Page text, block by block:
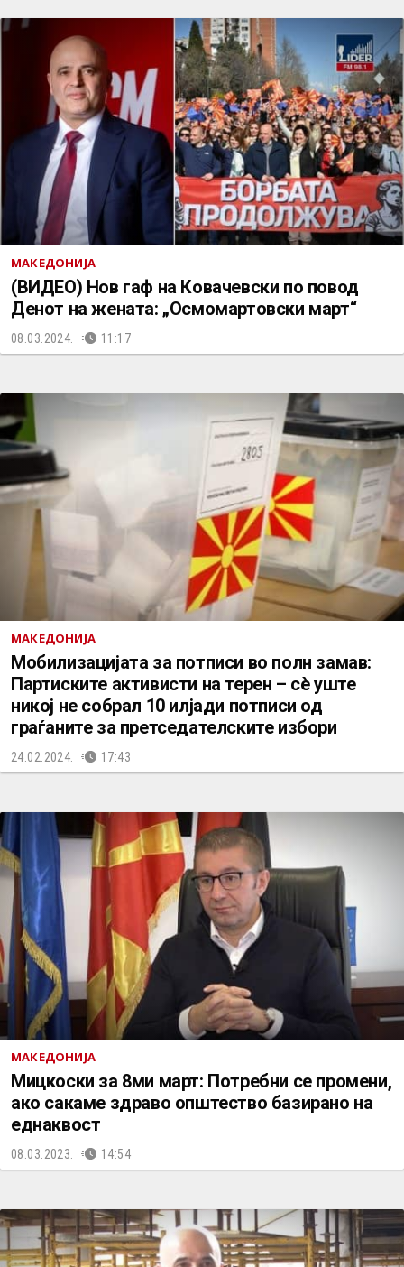
МАКЕДОНИЈА
(ВИДЕО) Нов гаф на Ковачевски по повод
Денот на жената: „Осмомартовски март“
08.03.2024. 11:17
МАКЕДОНИЈА
Мобилизацијата за потписи во полн замав:
Партиските активисти на терен – сè уште
никој не собрал 10 илјади потписи од
граѓаните за претседателските избори
24.02.2024. 17:43
МАКЕДОНИЈА
Мицкоски за 8ми март: Потребни се промени,
ако сакаме здраво општество базирано на
еднаквост
08.03.2023. 14:54